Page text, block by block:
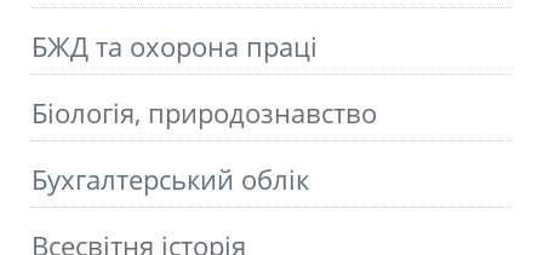
БЖД та охорона праці
Біологія, природознавство
Бухгалтерський облік
Всесвітня історія